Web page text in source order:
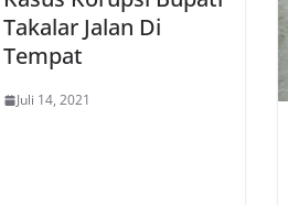
Takalar Jalan Di
Tempat
Juli 14, 2021